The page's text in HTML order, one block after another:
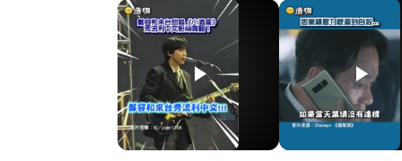
play_arrow play_arrow